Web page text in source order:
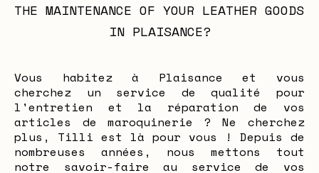
THE MAINTENANCE OF YOUR LEATHER GOODS
IN PLAISANCE?
Vous habitez à Plaisance et vous
cherchez un service de qualité pour
l'entretien et la réparation de vos
articles de maroquinerie ? Ne cherchez
plus, Tilli est là pour vous ! Depuis de
nombreuses années, nous mettons tout
notre savoir-faire au service de vos